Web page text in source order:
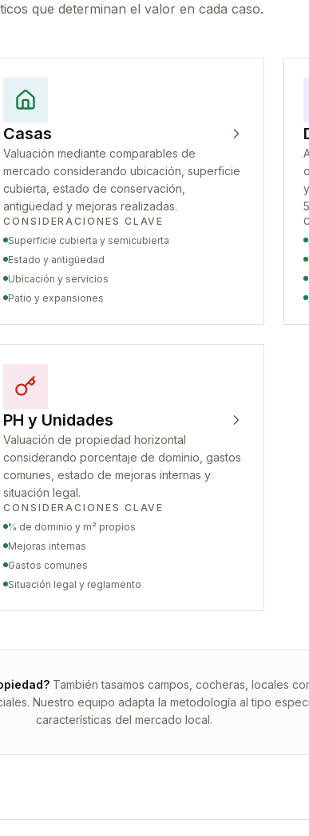
que determinan el valor en cada caso.
Casas
Valuación mediante comparables de
mercado considerando ubicación, superficie
cubierta, estado de conservación,
antigüedad y mejoras realizadas.
CONSIDERACIONES CLAVE
Superficie cubierta y semicubierta
Estado y antigüedad
Ubicación y servicios
Patio y expansiones
PH y Unidades
Valuación de propiedad horizontal
considerando porcentaje de dominio, gastos
comunes, estado de mejoras internas y
situación legal.
CONSIDERACIONES CLAVE
% de dominio y m² propios
Mejoras internas
Gastos comunes
Situación legal y reglamento
También tasamos campos, cocheras, locales
Nuestro equipo adapta la metodología al tipo
características del mercado local.